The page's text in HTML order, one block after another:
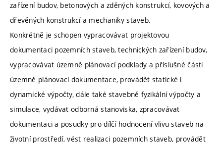
zařízení budov, betonových a zděných konstrukcí, kovových a
dřevěných konstrukcí a mechaniky staveb.
Konkrétně je schopen vypracovávat projektovou
dokumentaci pozemních staveb, technických zařízení budov,
vypracovávat územně plánovací podklady a příslušné části
územně plánovací dokumentace, provádět statické i
dynamické výpočty, dále také stavebně fyzikální výpočty a
simulace, vydávat odborná stanoviska, zpracovávat
dokumentaci a posudky pro dílčí hodnocení vlivu staveb na
životní prostředí, vést realizaci pozemních staveb, provádět